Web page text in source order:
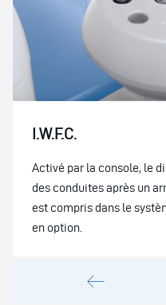
I.W.F.C.
Activé par la console, le
des conduites après un
est compris dans le
en option.